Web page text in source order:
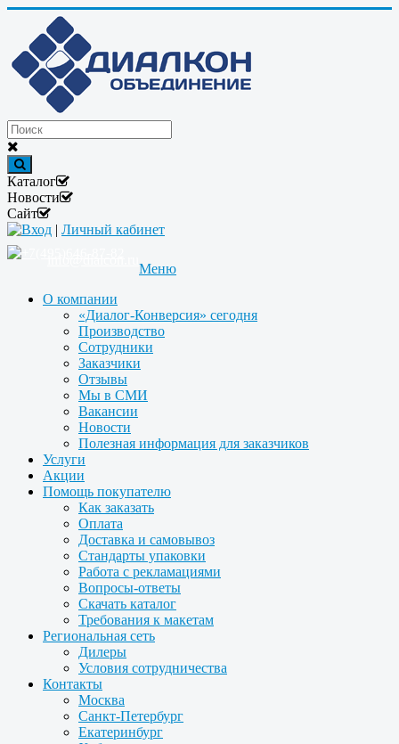
Каталог
Новости
Сайт
Вход | Личный кабинет
Меню
О компании
«Диалог-Конверсия» сегодня
Производство
Сотрудники
Заказчики
Отзывы
Мы в СМИ
Вакансии
Новости
Полезная информация для заказчиков
Услуги
Акции
Помощь покупателю
Как заказать
Оплата
Доставка и самовывоз
Стандарты упаковки
Работа с рекламациями
Вопросы-ответы
Скачать каталог
Требования к макетам
Региональная сеть
Дилеры
Условия сотрудничества
Контакты
Москва
Санкт-Петербург
Екатеринбург